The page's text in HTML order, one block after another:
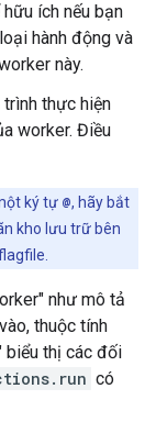
ích nếu bạn
hành động và
này.
thực hiện
worker. Điều
ký tự @, hãy bắt
kho lưu trữ bên
như mô tả
thuộc tính
biểu thị các đối
có